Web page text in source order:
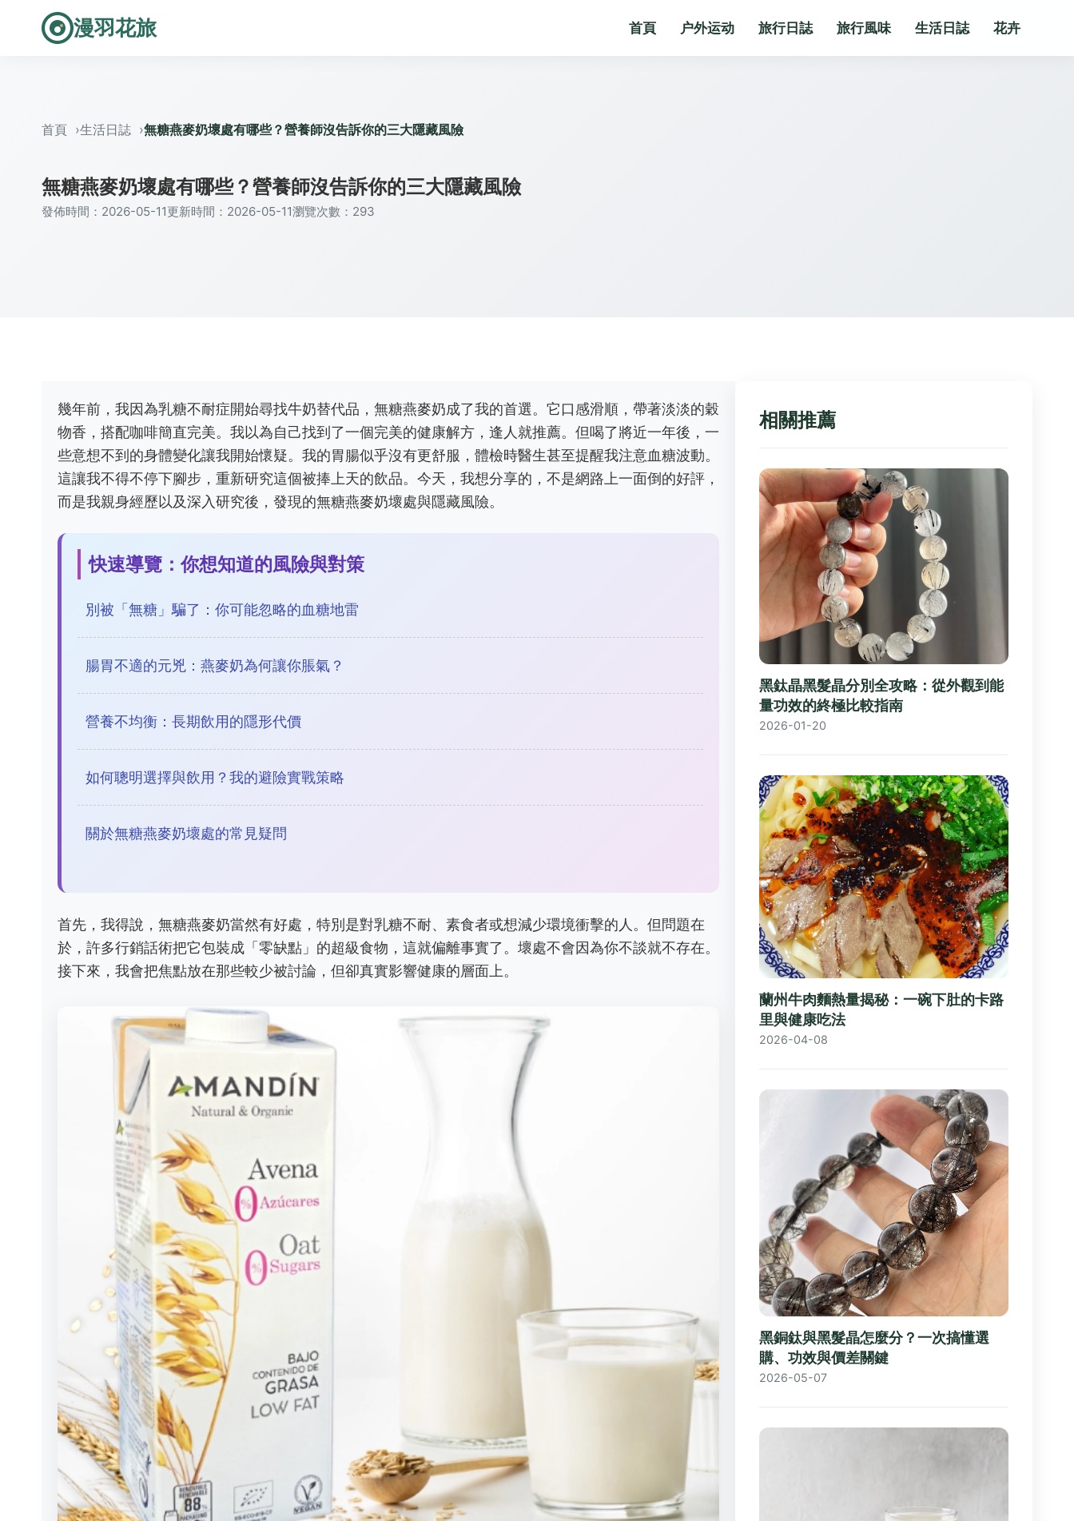
漫羽花旅 首頁 户外运动 旅行日誌 旅行風味 生活日誌 花卉
首頁 生活日誌 無糖燕麥奶壞處有哪些？營養師沒告訴你的三大隱藏風險
無糖燕麥奶壞處有哪些？營養師沒告訴你的三大隱藏風險
發佈時間：2026-05-11更新時間：2026-05-11瀏覽次數：293
幾年前，我因為乳糖不耐症開始尋找牛奶替代品，無糖燕麥奶成了我的首選。它口感滑順，帶著淡淡的穀
物香，搭配咖啡簡直完美。我以為自己找到了一個完美的健康解方，逢人就推薦。但喝了將近一年後，一
些意想不到的身體變化讓我開始懷疑。我的胃腸似乎沒有更舒服，體檢時醫生甚至提醒我注意血糖波動。
這讓我不得不停下腳步，重新研究這個被捧上天的飲品。今天，我想分享的，不是網路上一面倒的好評，
而是我親身經歷以及深入研究後，發現的無糖燕麥奶壞處與隱藏風險。
快速導覽：你想知道的風險與對策
別被「無糖」騙了：你可能忽略的血糖地雷
腸胃不適的元兇：燕麥奶為何讓你脹氣？
營養不均衡：長期飲用的隱形代價
如何聰明選擇與飲用？我的避險實戰策略
關於無糖燕麥奶壞處的常見疑問
首先，我得說，無糖燕麥奶當然有好處，特別是對乳糖不耐、素食者或想減少環境衝擊的人。但問題在
於，許多行銷話術把它包裝成「零缺點」的超級食物，這就偏離事實了。壞處不會因為你不談就不存在。
接下來，我會把焦點放在那些較少被討論，但卻真實影響健康的層面上。
相關推薦
黑鈦晶黑髮晶分別全攻略：從外觀到能
量功效的終極比較指南
2026-01-20
蘭州牛肉麵熱量揭秘：一碗下肚的卡路
里與健康吃法
2026-04-08
黑銅鈦與黑髮晶怎麼分？一次搞懂選
購、功效與價差關鍵
2026-05-07